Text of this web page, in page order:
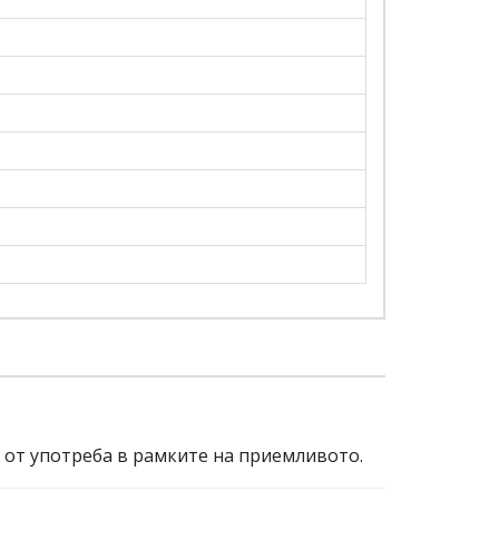
употреба в рамките на приемливото.